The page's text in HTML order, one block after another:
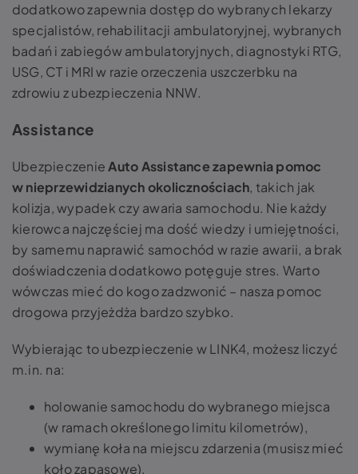
dodatkowo zapewnia dostęp do wybranych lekarzy
specjalistów, rehabilitacji ambulatoryjnej, wybranych
badań i zabiegów ambulatoryjnych, diagnostyki RTG,
USG, CT i MRI w razie orzeczenia uszczerbku na
zdrowiu z ubezpieczenia NNW.
Assistance
UbezpieczenieAuto Assistance zapewnia pomoc
w nieprzewidzianych okolicznościach, takich jak
kolizja, wypadek czy awaria samochodu. Nie każdy
kierowca najczęściej ma dość wiedzy i umiejętności,
by samemu naprawić samochód w razie awarii, a brak
doświadczenia dodatkowo potęguje stres. Warto
wówczas mieć do kogo zadzwonić – nasza pomoc
drogowa przyjeżdża bardzo szybko.
Wybierając to ubezpieczenie w LINK4, możesz liczyć
m.in. na:
holowanie samochodu do wybranego miejsca
(w ramach określonego limitu kilometrów),
wymianę koła na miejscu zdarzenia (musisz mieć
koło zapasowe),